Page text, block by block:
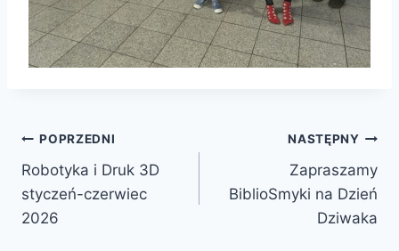
Nawigacja
wpisu
POPRZEDNI
Robotyka i Druk 3D
styczeń-czerwiec
2026
NASTĘPNY
Zapraszamy
BiblioSmyki na Dzień
Dziwaka